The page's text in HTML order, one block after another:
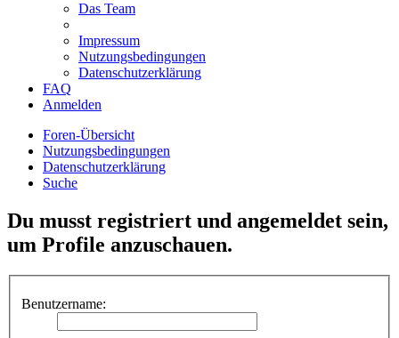
Das Team
Impressum
Nutzungsbedingungen
Datenschutzerklärung
FAQ
Anmelden
Foren-Übersicht
Nutzungsbedingungen
Datenschutzerklärung
Suche
Du musst registriert und angemeldet sein,
um Profile anzuschauen.
Benutzername: